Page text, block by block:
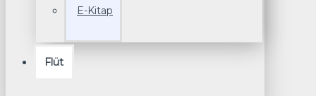
E-Kitap
Flüt